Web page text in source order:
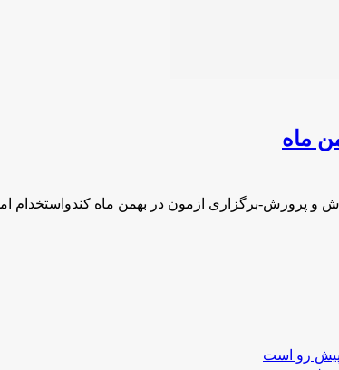
ماه
و پرورش-برگزاری ازمون در بهمن ماه
پیش رو است